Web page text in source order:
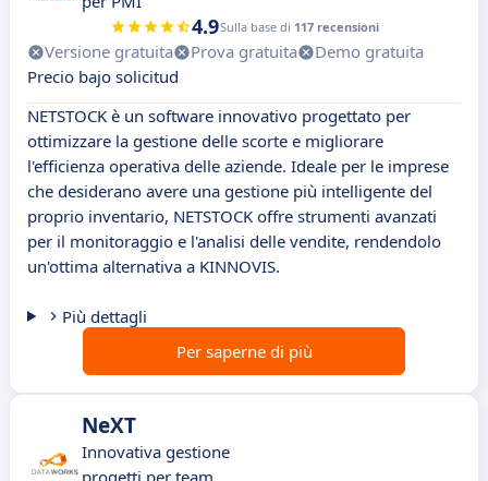
4.9Sulla base di 117 recensioni
Versione gratuita Prova gratuita
Demo gratuita
Precio bajo solicitud
NETSTOCK è un software innovativo progettato per
ottimizzare la gestione delle scorte e migliorare
l'efficienza operativa delle aziende. Ideale per le imprese
che desiderano avere una gestione più intelligente del
proprio inventario, NETSTOCK offre strumenti avanzati
per il monitoraggio e l'analisi delle vendite, rendendolo
un'ottima alternativa a KINNOVIS.
Più dettagli
Per saperne di più
NeXT
Innovativa gestione